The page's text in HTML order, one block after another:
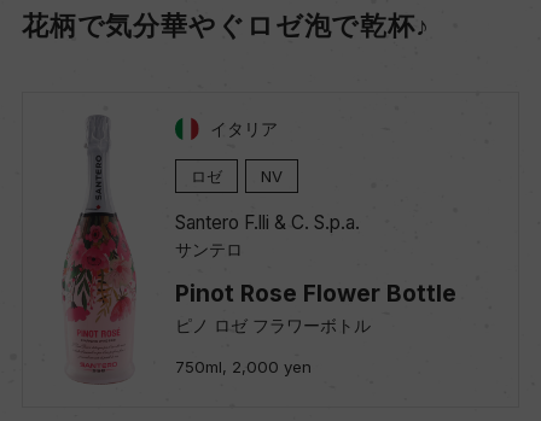
花柄で気分華やぐロゼ泡で乾杯♪
イタリア
ロゼ NV
Santero F.lli & C. S.p.a.
サンテロ
Pinot Rose Flower Bottle
ピノ ロゼ フラワーボトル
750ml, 2,000 yen